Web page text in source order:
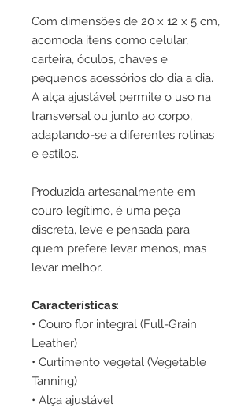
Com dimensões de 20 x 12 x 5 cm,
acomoda itens como celular,
carteira, óculos, chaves e
pequenos acessórios do dia a dia.
A alça ajustável permite o uso na
transversal ou junto ao corpo,
adaptando-se a diferentes rotinas
e estilos.
Produzida artesanalmente em
couro legítimo, é uma peça
discreta, leve e pensada para
quem prefere levar menos, mas
levar melhor.
Características:
• Couro flor integral (Full-Grain
Leather)
• Curtimento vegetal (Vegetable
Tanning)
• Alça ajustável